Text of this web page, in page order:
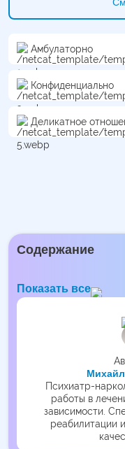
Амбулаторно
Конфиденциально
Деликатное
Содержание
Показать все
Психиатр-
работы в
зависимости.
реабилитации